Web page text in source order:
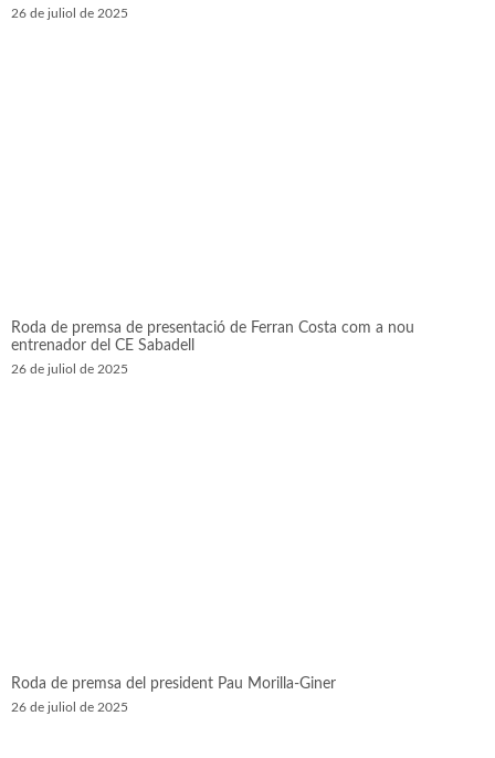
26 de juliol de 2025
Roda de premsa de presentació de Ferran Costa com a nou
entrenador del CE Sabadell
26 de juliol de 2025
Roda de premsa del president Pau Morilla-Giner
26 de juliol de 2025